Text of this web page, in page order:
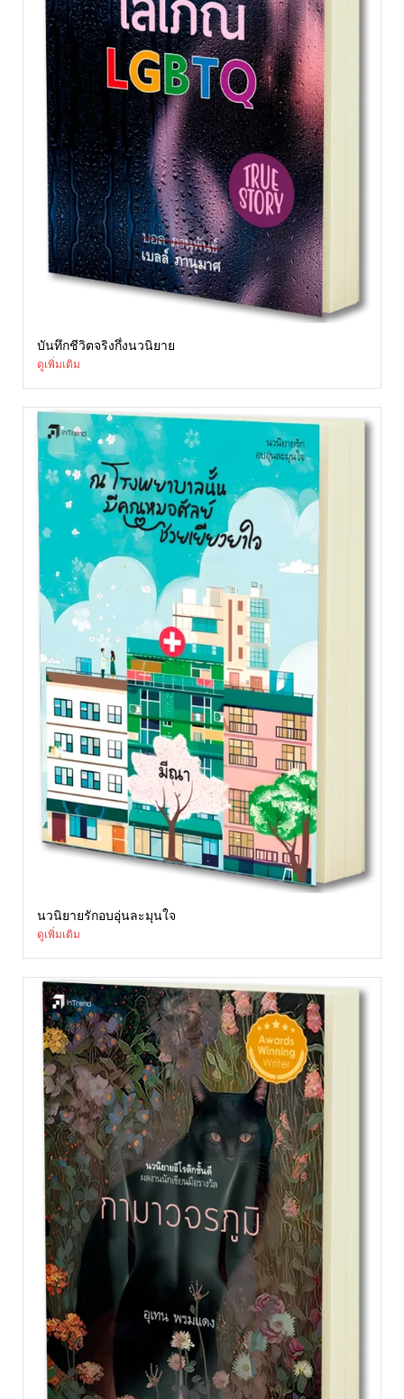
บันทึกชีวิตจริงกึ่งนวนิยาย
ดูเพิ่มเติม
นวนิยายรักอบอุ่นละมุนใจ
ดูเพิ่มเติม